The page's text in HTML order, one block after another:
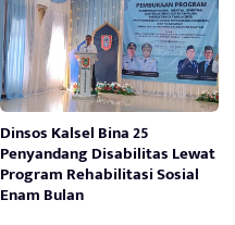
Dinsos Kalsel Bina 25
Penyandang Disabilitas Lewat
Program Rehabilitasi Sosial
Enam Bulan